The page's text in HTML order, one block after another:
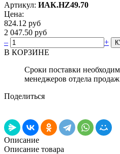
Артикул: ИАК.НZ49.70
Цена:
824.12 руб
2 047.50 руб
–
+
В КОРЗИНЕ
Сроки поставки
менеджеров отдела продаж
Поделиться
Описание
Описание товара